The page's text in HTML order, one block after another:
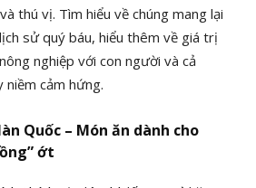
thú vị. Tìm hiểu về chúng mang lại
sử quý báu, hiểu thêm về giá trị
nghiệp với con người và cả
niềm cảm hứng.
Quốc – Món ăn dành cho
ớt